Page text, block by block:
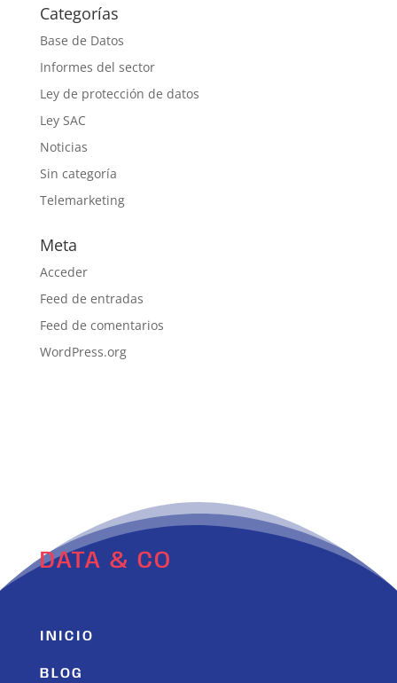
Categorías
Base de Datos
Informes del sector
Ley de protección de datos
Ley SAC
Noticias
Sin categoría
Telemarketing
Meta
Acceder
Feed de entradas
Feed de comentarios
WordPress.org
DATA & CO
INICIO
BLOG